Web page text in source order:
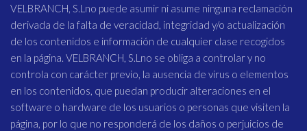
VELBRANCH, S.Lno puede asumir ni asume ninguna reclamación
derivada de la falta de veracidad, integridad y/o actualización
de los contenidos e información de cualquier clase recogidos
en la página. VELBRANCH, S.Lno se obliga a controlar y no
controla con carácter previo, la ausencia de virus o elementos
en los contenidos, que puedan producir alteraciones en el
software o hardware de los usuarios o personas que visiten la
página, por lo que no responderá de los daños o perjuicios de